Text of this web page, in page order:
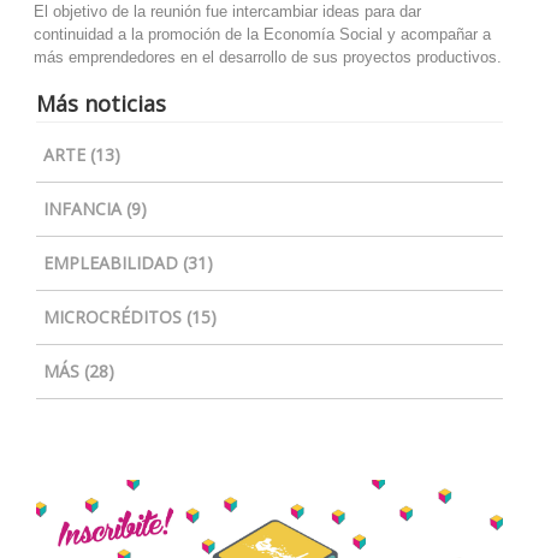
El objetivo de la reunión fue intercambiar ideas para dar
continuidad a la promoción de la Economía Social y acompañar a
más emprendedores en el desarrollo de sus proyectos productivos.
Más noticias
ARTE (13)
INFANCIA (9)
EMPLEABILIDAD (31)
MICROCRÉDITOS (15)
MÁS (28)